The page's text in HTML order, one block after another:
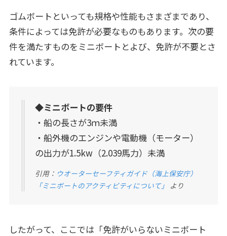
ゴムボートといっても規格や性能もさまざまであり、
条件によっては免許が必要なものもあります。次の要
件を満たすものをミニボートとよび、免許が不要とさ
れています。
◆ミニボートの要件
・船の長さが3ｍ未満
・船外機のエンジンや電動機（モーター）
の出力が1.5kw（2.039馬力）未満
引用： ウオーターセーフティガイド（海上保安庁）
「ミニボートのアクティビティについて」 より
したがって、ここでは「免許がいらないミニボート